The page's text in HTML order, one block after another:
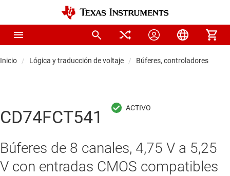
Inicio Lógica y traducción de voltaje Búferes, controladores y
CD74FCT541
Búferes de 8 canales, 4,75 V a 5,25
V con entradas CMOS compatibles